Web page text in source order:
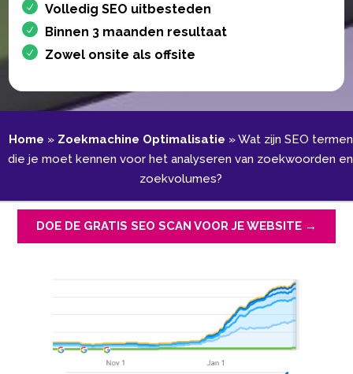
Volledig SEO uitbesteden
Binnen 3 maanden resultaat
Zowel onsite als offsite
Home » Zoekmachine Optimalisatie »Wat zijn SEO termen
die je moet kennen voor het analyseren van zoekwoorden en
zoekvolumes?
DOE DE GRATIS SEO SCAN VOOR JE WEBSITE →